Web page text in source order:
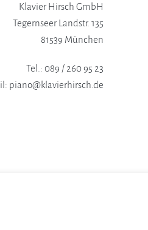
Klavier Hirsch GmbH
Tegernseer Landstr. 135
81539 München
Tel.: 089 / 260 95 23
piano@klavierhirsch.de